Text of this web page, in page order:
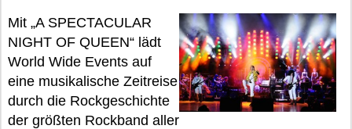
Mit „A SPECTACULAR
NIGHT OF QUEEN“ lädt
World Wide Events auf
eine musikalische Zeitreise
durch die Rockgeschichte
der größten Rockband aller